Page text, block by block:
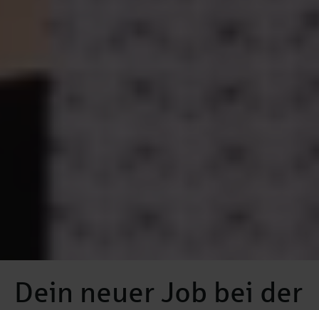
Dein neuer Job bei der